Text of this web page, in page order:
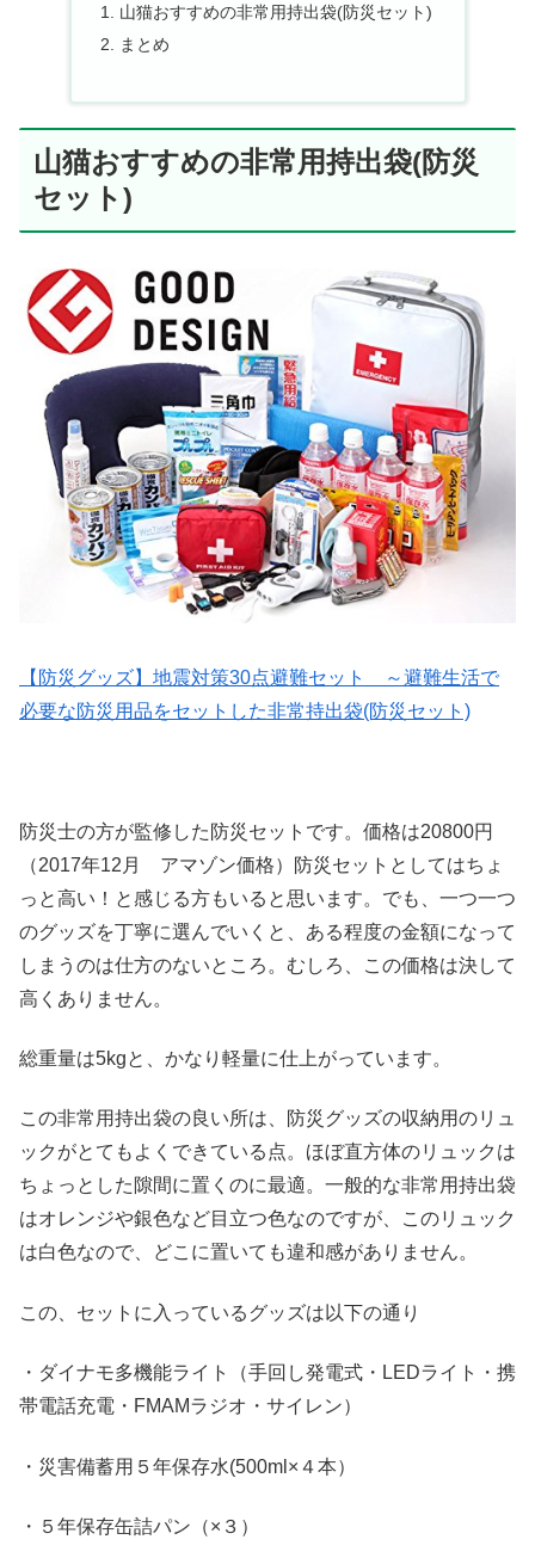
山猫おすすめの非常用持出袋(防災セット)
まとめ
山猫おすすめの非常用持出袋(防災
セット)
【防災グッズ】地震対策30点避難セット ～避難生活で
必要な防災用品をセットした非常持出袋(防災セット)
防災士の方が監修した防災セットです。価格は20800円
（2017年12月 アマゾン価格）防災セットとしてはちょ
っと高い！と感じる方もいると思います。でも、一つ一つ
のグッズを丁寧に選んでいくと、ある程度の金額になって
しまうのは仕方のないところ。むしろ、この価格は決して
高くありません。
総重量は5kgと、かなり軽量に仕上がっています。
この非常用持出袋の良い所は、防災グッズの収納用のリュ
ックがとてもよくできている点。ほぼ直方体のリュックは
ちょっとした隙間に置くのに最適。一般的な非常用持出袋
はオレンジや銀色など目立つ色なのですが、このリュック
は白色なので、どこに置いても違和感がありません。
この、セットに入っているグッズは以下の通り
・ダイナモ多機能ライト（手回し発電式・LEDライト・携
帯電話充電・FMAMラジオ・サイレン）
・災害備蓄用５年保存水(500ml×４本）
・５年保存缶詰パン（×３）